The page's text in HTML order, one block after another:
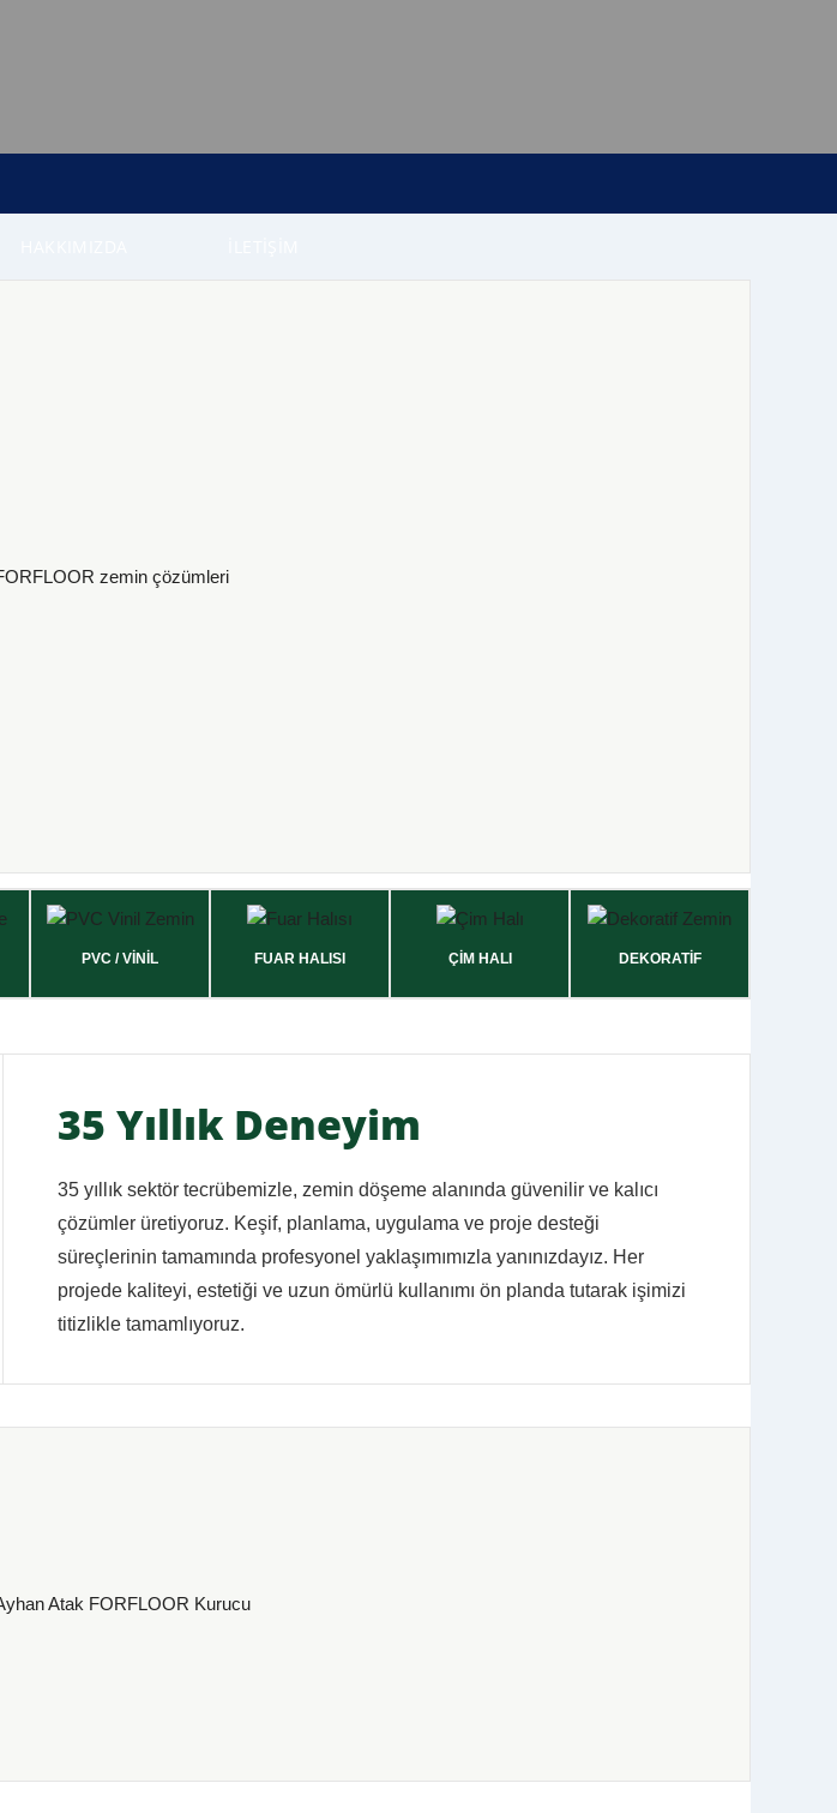
PVC / VİNİL FUAR HALISI ÇİM HALI DEKORATİF
35 Yıllık Deneyim
35 yıllık sektör tecrübemizle, zemin döşeme alanında güvenilir ve kalıcı
çözümler üretiyoruz. Keşif, planlama, uygulama ve proje desteği
süreçlerinin tamamında profesyonel yaklaşımımızla yanınızdayız. Her
projede kaliteyi, estetiği ve uzun ömürlü kullanımı ön planda tutarak işimizi
titizlikle tamamlıyoruz.